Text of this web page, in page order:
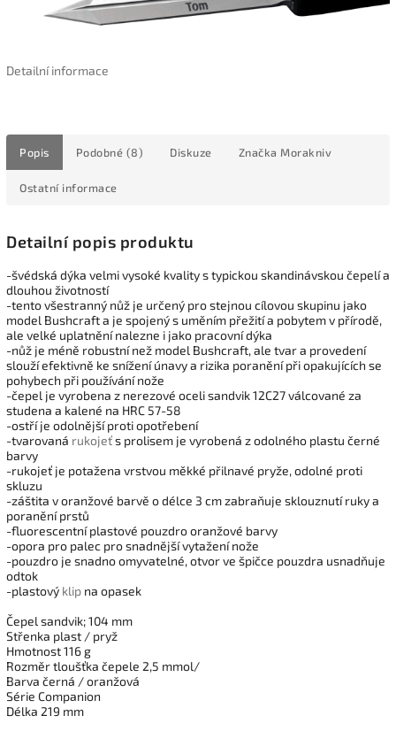
Detailní informace
Popis Podobné (8) Diskuze Značka Morakniv
Ostatní informace
Detailní popis produktu
-švédská dýka velmi vysoké kvality s typickou skandinávskou čepelí a
dlouhou životností
-tento všestranný nůž je určený pro stejnou cílovou skupinu jako
model Bushcraft a je spojený s uměním přežití a pobytem v přírodě,
ale velké uplatnění nalezne i jako pracovní dýka
-nůž je méně robustní než model Bushcraft, ale tvar a provedení
slouží efektivně ke snížení únavy a rizika poranění při opakujících se
pohybech při používání nože
-čepel je vyrobena z nerezové oceli sandvik 12C27 válcované za
studena a kalené na HRC 57-58
-ostří je odolnější proti opotřebení
-tvarovaná rukojeťs prolisem je vyrobená z odolného plastu černé
barvy
-rukojeť je potažena vrstvou měkké přilnavé pryže, odolné proti
skluzu
-záštita v oranžové barvě o délce 3 cm zabraňuje sklouznutí ruky a
poranění prstů
-fluorescentní plastové pouzdro oranžové barvy
-opora pro palec pro snadnější vytažení nože
-pouzdro je snadno omyvatelné, otvor ve špičce pouzdra usnadňuje
odtok
-plastový klip na opasek
Čepel sandvik; 104 mm
Střenka plast / pryž
Hmotnost 116 g
Rozměr tloušťka čepele 2,5 mmol/
Barva černá / oranžová
Série Companion
Délka 219 mm